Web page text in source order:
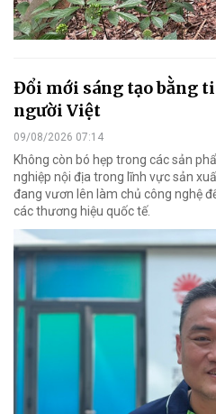
Đổi mới sáng tạo bằng
người Việt
09/08/2026 07:14
Không còn bó hẹp trong các sản
nghiệp nội địa trong lĩnh vực sản
đang vươn lên làm chủ công nghệ
các thương hiệu quốc tế.